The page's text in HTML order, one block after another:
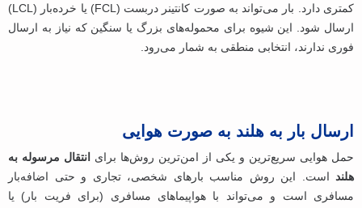
کمتری دارد. بار می‌تواند به‌ صورت کانتینر دربست (FCL) یا خرده‌بار (LCL)
ارسال شود. این شیوه برای محموله‌های بزرگ یا سنگین که نیاز به ارسال
فوری ندارند، انتخابی منطقی به شمار می‌رود.
ارسال بار به هلند به‌ صورت هوایی
حمل هوایی سریع‌ترین و یکی از امن‌ترین روش‌ها برای
انتقال مرسوله به
هلند است. این روش مناسب بارهای شخصی، تجاری و حتی اضافه‌بار
مسافری است و می‌تواند با هواپیماهای مسافری (برای فریت بار) یا